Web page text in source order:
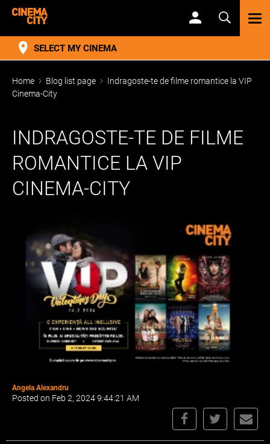
SELECT MY CINEMA
Home Blog list page
Indragoste-te de filme romantice la VIP
Cinema-City
INDRAGOSTE-TE DE FILME
ROMANTICE LA VIP
CINEMA-CITY
Angela Alexandru
Posted on Feb 2, 2024 9:44:21 AM